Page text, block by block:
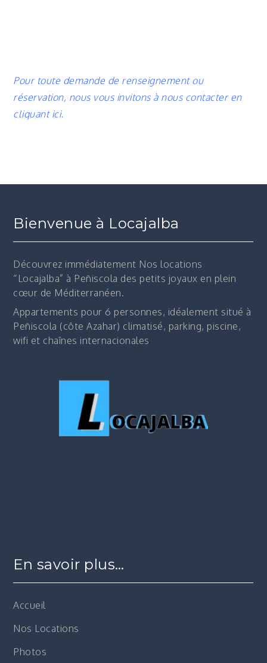
Pour toute demande de renseignement ou
réservation, nous vous invitons à nous contacter en
cliquant ici.
Bienvenue à Locajalba
Découvrez immédiatement Nos locations
“Locajalba” à Peñiscola des petits joyaux en plein
cœur de Méditerranéen.
Appartements pour 6 personnes, idéalement situé à
Peñiscola (côte Azahar) climatisé, parking, piscine,
wifi et chaînes internacionales
En savoir plus…
Accueil
Nos Locations
Photos